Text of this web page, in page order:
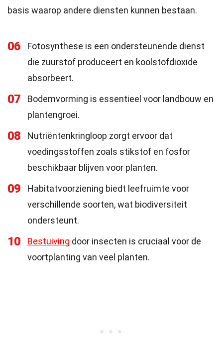
basis waarop andere diensten kunnen bestaan.
06
Fotosynthese is een ondersteunende dienst
die zuurstof produceert en koolstofdioxide
absorbeert.
07
Bodemvorming is essentieel voor landbouw en
plantengroei.
08
Nutriëntenkringloop zorgt ervoor dat
voedingsstoffen zoals stikstof en fosfor
beschikbaar blijven voor planten.
09
Habitatvoorziening biedt leefruimte voor
verschillende soorten, wat biodiversiteit
ondersteunt.
10 Bestuiving door insecten is cruciaal voor de
voortplanting van veel planten.